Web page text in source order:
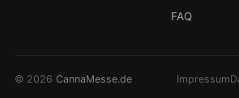
FAQ
© 2026 CannaMesse.de Impressum